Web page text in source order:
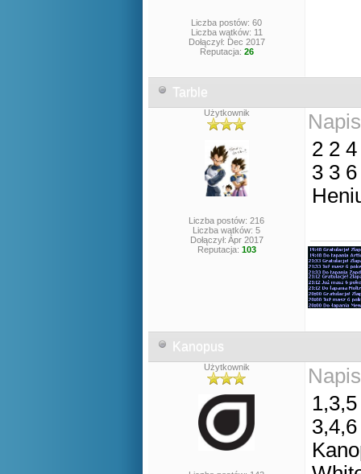
Liczba postów: 60
Liczba wątków: 11
Dołączył: Dec 2017
Reputacja: 26
Tarble
Użytkownik
Liczba postów: 216
Liczba wątków: 5
Dołączył: Apr 2017
Reputacja: 103
2 2 4
3 3 6
Kanopus
Użytkownik
1,3,5
3,4,6